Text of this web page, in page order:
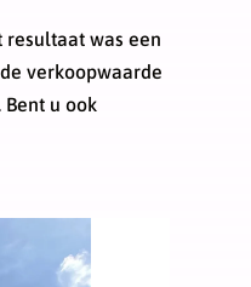
was een
verkoopwaarde
u ook